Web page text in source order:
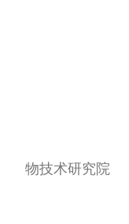
物技术研究院